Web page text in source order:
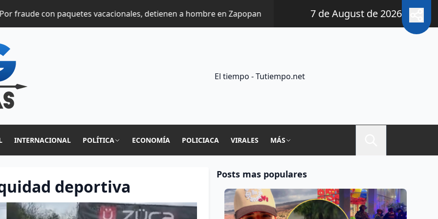
paquetes vacacionales, detienen a hombre en Zapopan 16 horas | Sector inmobiliario de Jalisco se une a la
7 de August de 2026
El tiempo - Tutiempo.net
INTERNACIONAL POLÍTICA ECONOMÍA POLICIACA VIRALES MÁS
deportiva
Posts mas populares